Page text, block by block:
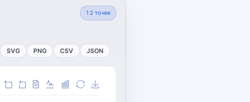
12 точек
SVG PNG CSV JSON